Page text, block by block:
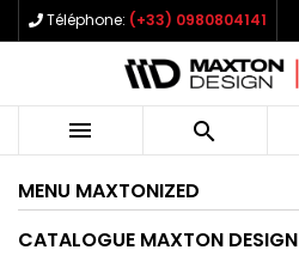
Téléphone: (+33) 0980804141
 
MENU MAXTONIZED
CATALOGUE MAXTON DESIGN